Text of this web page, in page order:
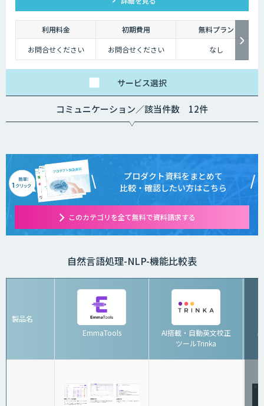
利用料金 初期費用
無料プラン
お問合せください
お問合せください なし
サービス選択
コミュニケーション／該当件数 12件
プロダクト資料をまとめて
比較・確認したい方はこちら
このカテゴリを全て無料で資料請求する
自然言語処理-NLP-機能比較表
製品名
EmmaTools
AI搭載・自動英文校正
ツールTrinka